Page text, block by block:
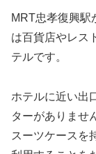
MRT忠孝復興駅
は百貨店やレス
テルです。
ホテルに近い出
ターがありませ
スーツケースを